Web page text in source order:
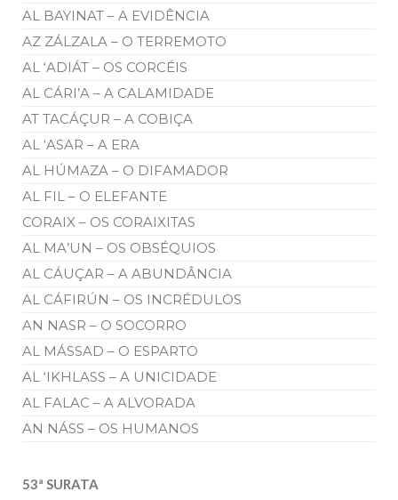
AL BAYINAT – A EVIDÊNCIA
AZ ZÁLZALA – O TERREMOTO
AL ‘ADIÁT – OS CORCÉIS
AL CÁRI’A – A CALAMIDADE
AT TACÁÇUR – A COBIÇA
AL ‘ASAR – A ERA
AL HÚMAZA – O DIFAMADOR
AL FIL – O ELEFANTE
CORAIX – OS CORAIXITAS
AL MA’UN – OS OBSÉQUIOS
AL CÁUÇAR – A ABUNDÂNCIA
AL CÁFIRÚN – OS INCRÉDULOS
AN NASR – O SOCORRO
AL MÁSSAD – O ESPARTO
AL ‘IKHLASS – A UNICIDADE
AL FALAC – A ALVORADA
AN NÁSS – OS HUMANOS
53ª SURATA